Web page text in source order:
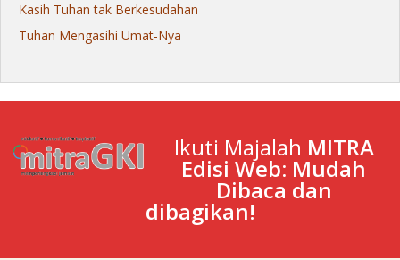
Kasih Tuhan tak Berkesudahan
Tuhan Mengasihi Umat-Nya
Ikuti Majalah MITRA
Edisi Web: Mudah
Dibaca dan
dibagikan!